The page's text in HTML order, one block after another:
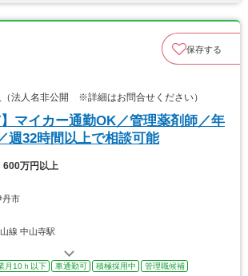
保存する
法人名非公開 ※詳細はお問合せください）
】マイカー通勤OK／管理薬剤師／年
週32時間以上で相談可能
600万円以上
丹市
山線 中山寺駅
月10ｈ以下 車通勤可 積極採用中 管理職候補